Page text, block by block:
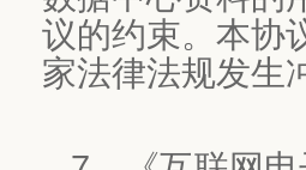
议的约束。本协
家法律法规发生